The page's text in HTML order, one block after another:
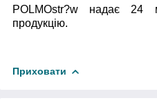
POLMOstr?w надає 24
продукцію.
Приховати